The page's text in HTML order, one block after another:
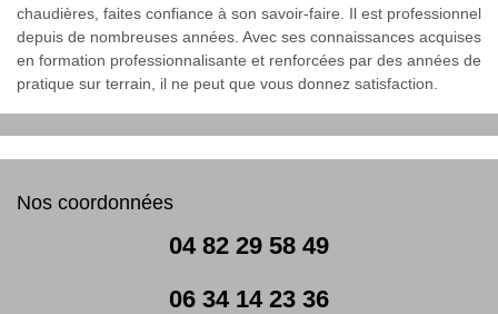
chaudières, faites confiance à son savoir-faire. Il est professionnel
depuis de nombreuses années. Avec ses connaissances acquises
en formation professionnalisante et renforcées par des années de
pratique sur terrain, il ne peut que vous donnez satisfaction.
Nos coordonnées
04 82 29 58 49
06 34 14 23 36